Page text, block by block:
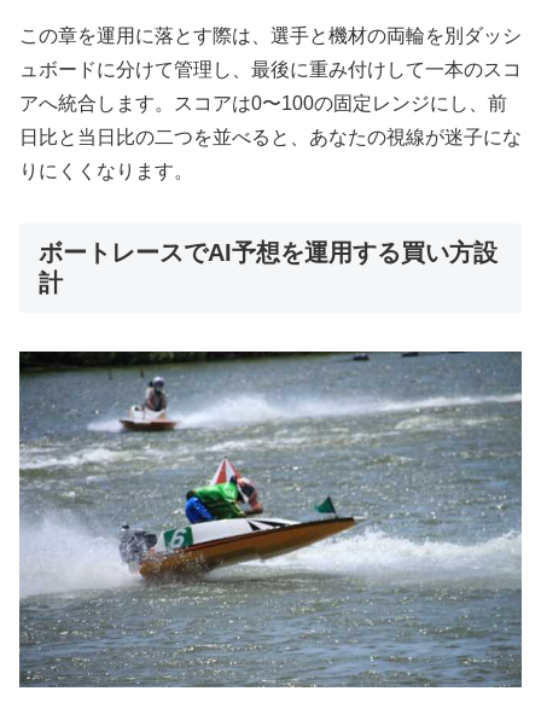
この章を運用に落とす際は、選手と機材の両輪を別ダッシ
ュボードに分けて管理し、最後に重み付けして一本のスコ
アへ統合します。スコアは0〜100の固定レンジにし、前
日比と当日比の二つを並べると、あなたの視線が迷子にな
りにくくなります。
ボートレースでAI予想を運用する買い方設
計